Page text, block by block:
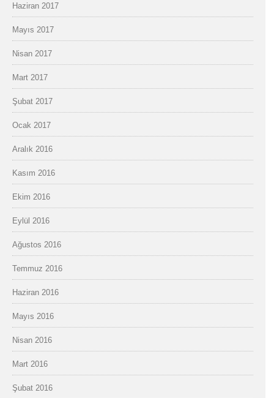
Haziran 2017
Mayıs 2017
Nisan 2017
Mart 2017
Şubat 2017
Ocak 2017
Aralık 2016
Kasım 2016
Ekim 2016
Eylül 2016
Ağustos 2016
Temmuz 2016
Haziran 2016
Mayıs 2016
Nisan 2016
Mart 2016
Şubat 2016